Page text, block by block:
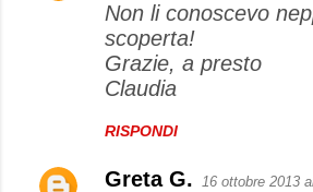
Non li conoscevo
scoperta!
Grazie, a presto
Claudia
RISPONDI
Greta G. 16 ottobre 2013